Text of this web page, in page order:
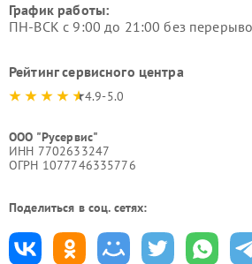
График работы:
ПН-ВСК с 9:00 до 21:00 без
Рейтинг сервисного центра
4.9-5.0
ООО "Русервис"
ИНН 7702633247
ОГРН 1077746335776
Поделиться в соц. сетях: